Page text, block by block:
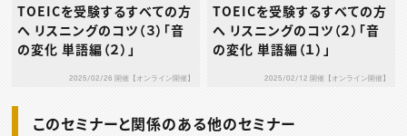
TOEICを受験するすべての方
へ リスニングのコツ（３）「音
の変化 単語編（２）」
2025/02/26 開催【オンライン開催】
TOEICを受験するすべての方
へ リスニングのコツ（２）「音
の変化 単語編（１）」
2025/02/12 開催【オンライン開催】
このセミナーと関係のある他のセミナー